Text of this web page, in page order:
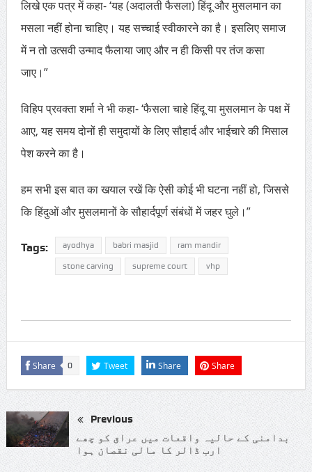
लिखे एक पत्र में कहा- ‘यह (अदालती फैसला) हिंदू और मुसलमान का
मसला नहीं होना चाहिए। यह सच्चाई स्वीकारने का है। इसलिए समाज
में न तो उत्सवी उन्माद फैलाया जाए और न ही किसी पर तंज कसा
जाए।”
विहिप प्रवक्ता शर्मा ने भी कहा- ‘फैसला चाहे हिंदू या मुसलमान के पक्ष में
आए, यह समय दोनों ही समुदायों के लिए सौहार्द और भाईचारे की मिसाल
पेश करने का है।
हम सभी इस बात का खयाल रखें कि ऐसी कोई भी घटना नहीं हो, जिससे
कि हिंदुओं और मुसलमानों के सौहार्दपूर्ण संबंधों में जहर घुले।”
Tags: ayodhya babri masjid ram mandir
stone carving supreme court vhp
Share 0 Tweet Share Share
Previous
بدامنی کے حالیہ واقعات میں عراق کو چھے
ارب ڈالر کا مالی نقصان ہوا